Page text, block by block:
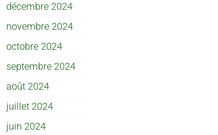
décembre 2024
novembre 2024
octobre 2024
septembre 2024
août 2024
juillet 2024
juin 2024